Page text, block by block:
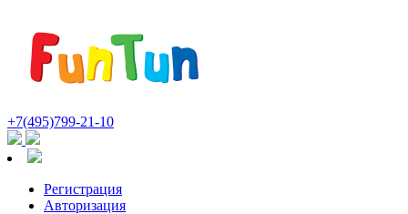
+7(495)799-21-10
Регистрация
Авторизация